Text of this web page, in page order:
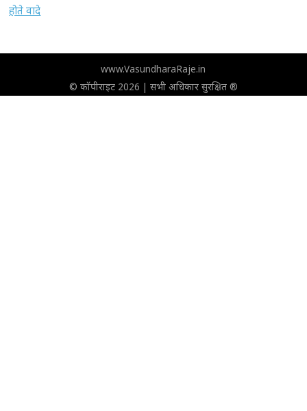
होते वादे
www.VasundharaRaje.in
© कॉपीराइट 2026 | सभी अधिकार सुरक्षित ®